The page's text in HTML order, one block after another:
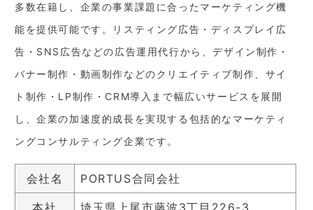
多数在籍し、企業の事業課題に合ったマーケティング機
能を提供可能です。リスティング広告・ディスプレイ広
告・SNS広告などの広告運用代行から、デザイン制作・
バナー制作・動画制作などのクリエイティブ制作、サイ
ト制作・LP制作・CRM導入まで幅広いサービスを展開
し、企業の加速度的成長を実現する包括的なマーケティ
ングコンサルティング企業です。
会社名 PORTUS合同会社